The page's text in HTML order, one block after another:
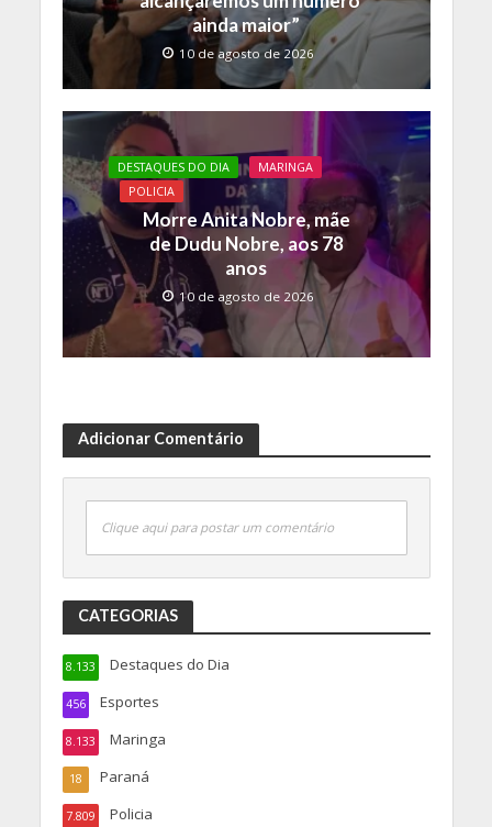
ainda maior”
10 de agosto de 2026
DESTAQUES DO DIA
MARINGA
POLICIA
Morre Anita Nobre, mãe
de Dudu Nobre, aos 78
anos
10 de agosto de 2026
Adicionar Comentário
Clique aqui para postar um comentário
CATEGORIAS
Destaques do Dia
8.133
Esportes
456
Maringa
8.133
Paraná
18
Policia
7.809